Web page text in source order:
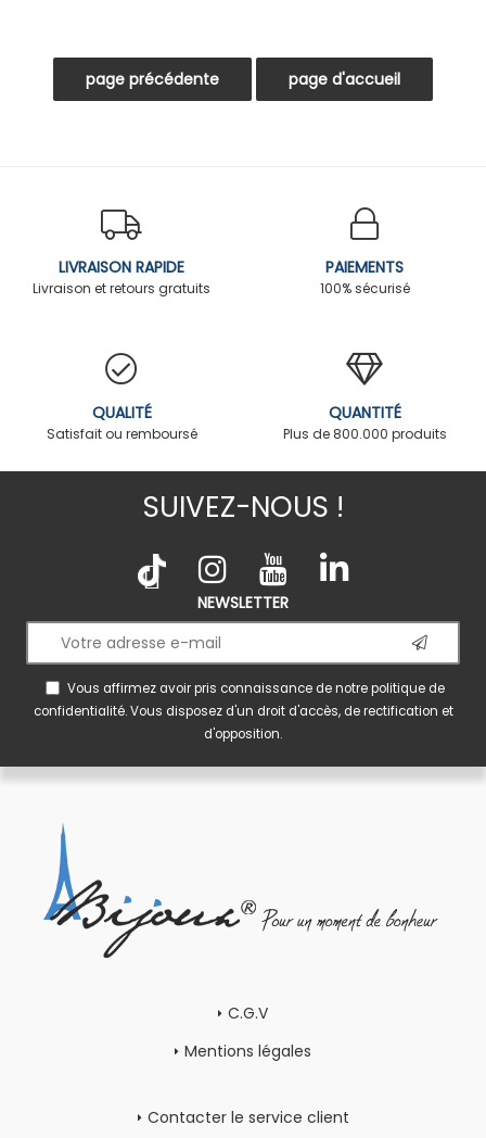
LIVRAISON RAPIDE
Livraison et retours gratuits
PAIEMENTS
100% sécurisé
QUALITÉ
Satisfait ou remboursé
QUANTITÉ
Plus de 800.000 produits
SUIVEZ-NOUS !
NEWSLETTER
Vous affirmez avoir pris connaissance de notrepolitique de
confidentialité. Vous disposez d'un droit d'accès, de rectification et
d'opposition.
C.G.V
Mentions légales
Contacter le service client